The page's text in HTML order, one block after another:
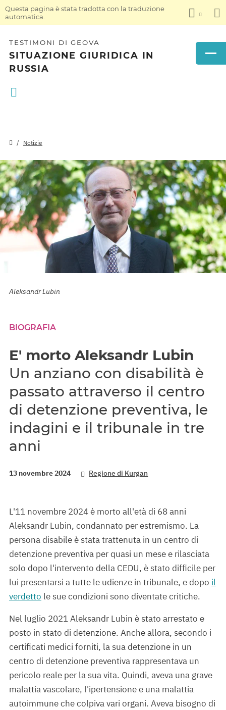
Questa pagina è stata tradotta con la traduzione
automatica.
TESTIMONI DI GEOVA
SITUAZIONE GIURIDICA IN
RUSSIA
Notizie
Aleksandr Lubin
BIOGRAFIA
E' morto Aleksandr Lubin
Un anziano con disabilità è
passato attraverso il centro
di detenzione preventiva, le
indagini e il tribunale in tre
anni
13 novembre 2024 Regione di Kurgan
L'11 novembre 2024 è morto all'età di 68 anni
Aleksandr Lubin, condannato per estremismo. La
persona disabile è stata trattenuta in un centro di
detenzione preventiva per quasi un mese e rilasciata
solo dopo l'intervento della CEDU, è stato difficile per
lui presentarsi a tutte le udienze in tribunale, e dopo il
verdetto le sue condizioni sono diventate critiche.
Nel luglio 2021 Aleksandr Lubin è stato arrestato e
posto in stato di detenzione. Anche allora, secondo i
certificati medici forniti, la sua detenzione in un
centro di detenzione preventiva rappresentava un
pericolo reale per la sua vita. Quindi, aveva una grave
malattia vascolare, l'ipertensione e una malattia
autoimmune che colpiva vari organi. Aveva bisogno di